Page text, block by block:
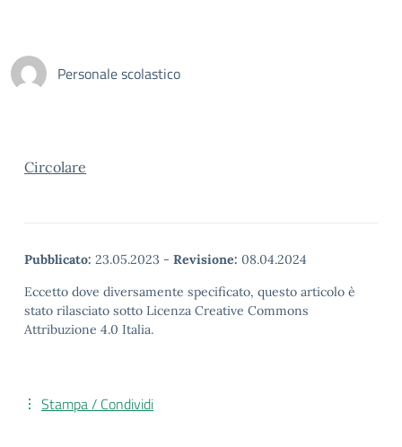
Personale scolastico
Circolare
Pubblicato: 23.05.2023 - Revisione: 08.04.2024
Eccetto dove diversamente specificato, questo articolo è
stato rilasciato sotto Licenza Creative Commons
Attribuzione 4.0 Italia.
Stampa / Condividi